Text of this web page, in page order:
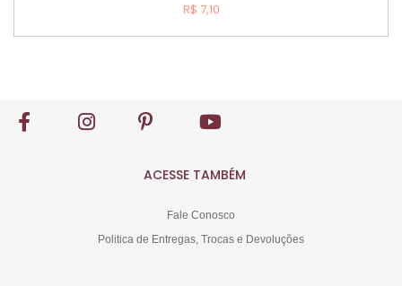
R$ 7,10
ACESSE TAMBÉM
Fale Conosco
Politica de Entregas, Trocas e Devoluções